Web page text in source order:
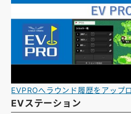
EVPROへラウンド履歴をアップ
EVステーション